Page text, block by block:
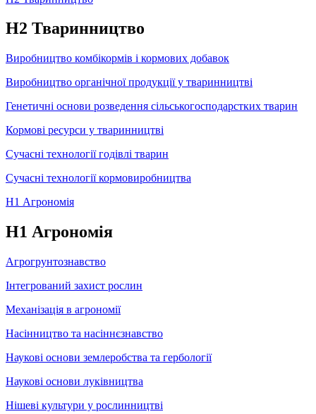
Н2 Тваринництво
Виробництво комбікормів і кормових добавок
Виробництво органічної продукції у тваринництві
Генетичні основи розведення сільськогосподарстких тварин
Кормові ресурси у тваринництві
Сучасні технології годівлі тварин
Сучасні технології кормовиробництва
Н1 Агрономія
Н1 Агрономія
Агрогрунтознавство
Інтегрований захист рослин
Механізація в агрономії
Насінництво та насіннєзнавство
Наукові основи землеробства та гербології
Наукові основи луківництва
Нішеві культури у рослинництві